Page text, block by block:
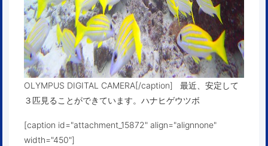
OLYMPUS DIGITAL CAMERA[/caption] 最近、安定して
３匹見ることができています。ハナヒゲウツボ
[caption id="attachment_15872" align="alignnone"
width="450"]